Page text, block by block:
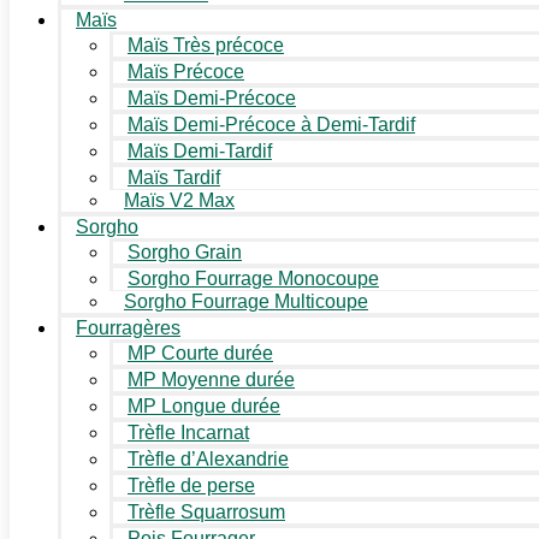
Maïs
Maïs Très précoce
Maïs Précoce
Maïs Demi-Précoce
Maïs Demi-Précoce à Demi-Tardif
Maïs Demi-Tardif
Maïs Tardif
Maïs V2 Max
Sorgho
Sorgho Grain
Sorgho Fourrage Monocoupe
Sorgho Fourrage Multicoupe
Fourragères
MP Courte durée
MP Moyenne durée
MP Longue durée
Trèfle Incarnat
Trèfle d’Alexandrie
Trèfle de perse
Trèfle Squarrosum